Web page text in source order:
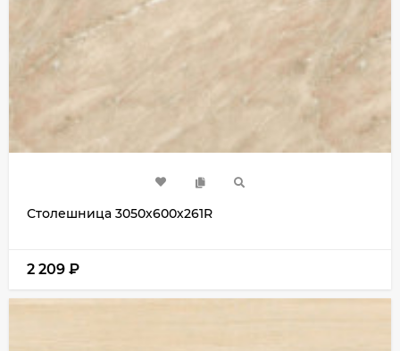
Столешница 3050х600х261R
2 209 ₽